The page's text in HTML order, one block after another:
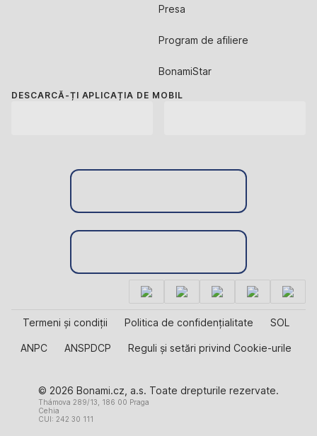
Presa
Program de afiliere
BonamiStar
DESCARCĂ-ȚI APLICAȚIA DE MOBIL
Termeni și condiții Politica de confidențialitate SOL
ANPC ANSPDCP Reguli și setări privind Cookie-urile
© 2026 Bonami.cz, a.s. Toate drepturile rezervate.
Thámova 289/13, 186 00 Praga
Cehia
CUI: 242 30 111